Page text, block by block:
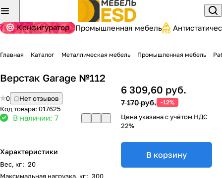
Конфигуратор Промышленная мебель
Главная Каталог Металлическая мебель Промышленная мебель
Верстак Garage №112
0
Нет отзывов
Код товара: 017625
В наличии: 7
Характеристики
Вес, кг: 20
Максимальная нагрузка, кг: 300
6 309,60 руб.
7 170 руб. -12%
Цена указана с учётом НДС
22%
В корзину